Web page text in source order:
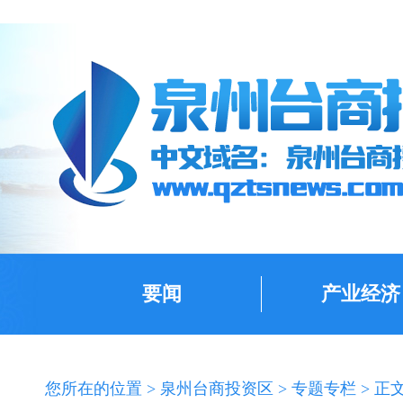
要闻 产业经济
您所在的位置 > 泉州台商投资区 > 专题专栏 > 正